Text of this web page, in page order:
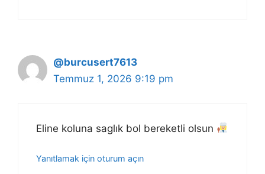
@burcusert7613
Temmuz 1, 2026 9:19 pm
Eline koluna saglık bol bereketli olsun
Yanıtlamak için oturum açın